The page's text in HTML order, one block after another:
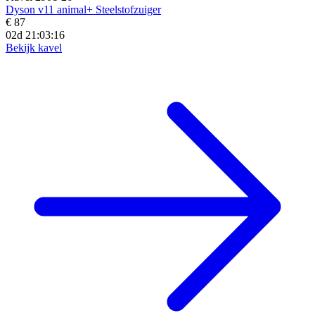
Dyson v11 animal+ Steelstofzuiger
€ 87
02d 21:03:14
Bekijk kavel